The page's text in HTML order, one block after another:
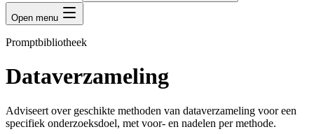
Open menu
Promptbibliotheek
Dataverzameling
Adviseert over geschikte methoden van dataverzameling voor een
specifiek onderzoeksdoel, met voor- en nadelen per methode.